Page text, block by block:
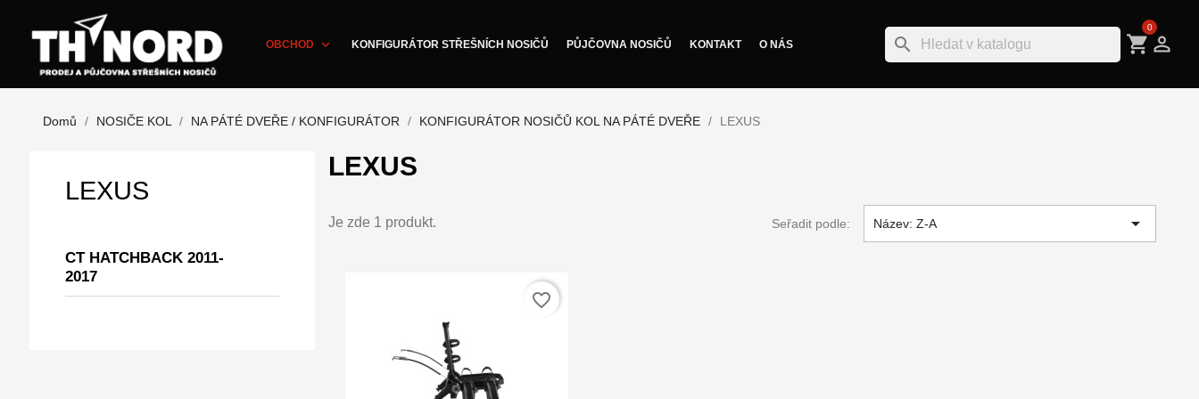
OBCHOD expand_more KONFIGURÁTOR STŘEŠNÍCH NOSIČŮ PŮJČOVNA NOSIČŮ KONTAKT O NÁS search 
shopping_cart
0
Domů NOSIČE KOL NA PÁTÉ DVEŘE / KONFIGURÁTOR KONFIGURÁTOR NOSIČŮ KOL NA PÁTÉ DVEŘE LEXUS
LEXUS
CT HATCHBACK 2011-
2017
LEXUS
Je zde 1 produkt. Seřadit podle: Název: Z-A 
favorite_border